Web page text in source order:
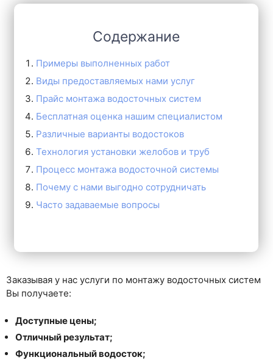
Содержание
Примеры выполненных работ
Виды предоставляемых нами услуг
Прайс монтажа водосточных систем
Бесплатная оценка нашим специалистом
Различные варианты водостоков
Технология установки желобов и труб
Процесс монтажа водосточной системы
Почему с нами выгодно сотрудничать
Часто задаваемые вопросы
Заказывая у нас услуги по монтажу водосточных систем
Вы получаете:
Доступные цены;
Отличный результат;
Функциональный водосток;